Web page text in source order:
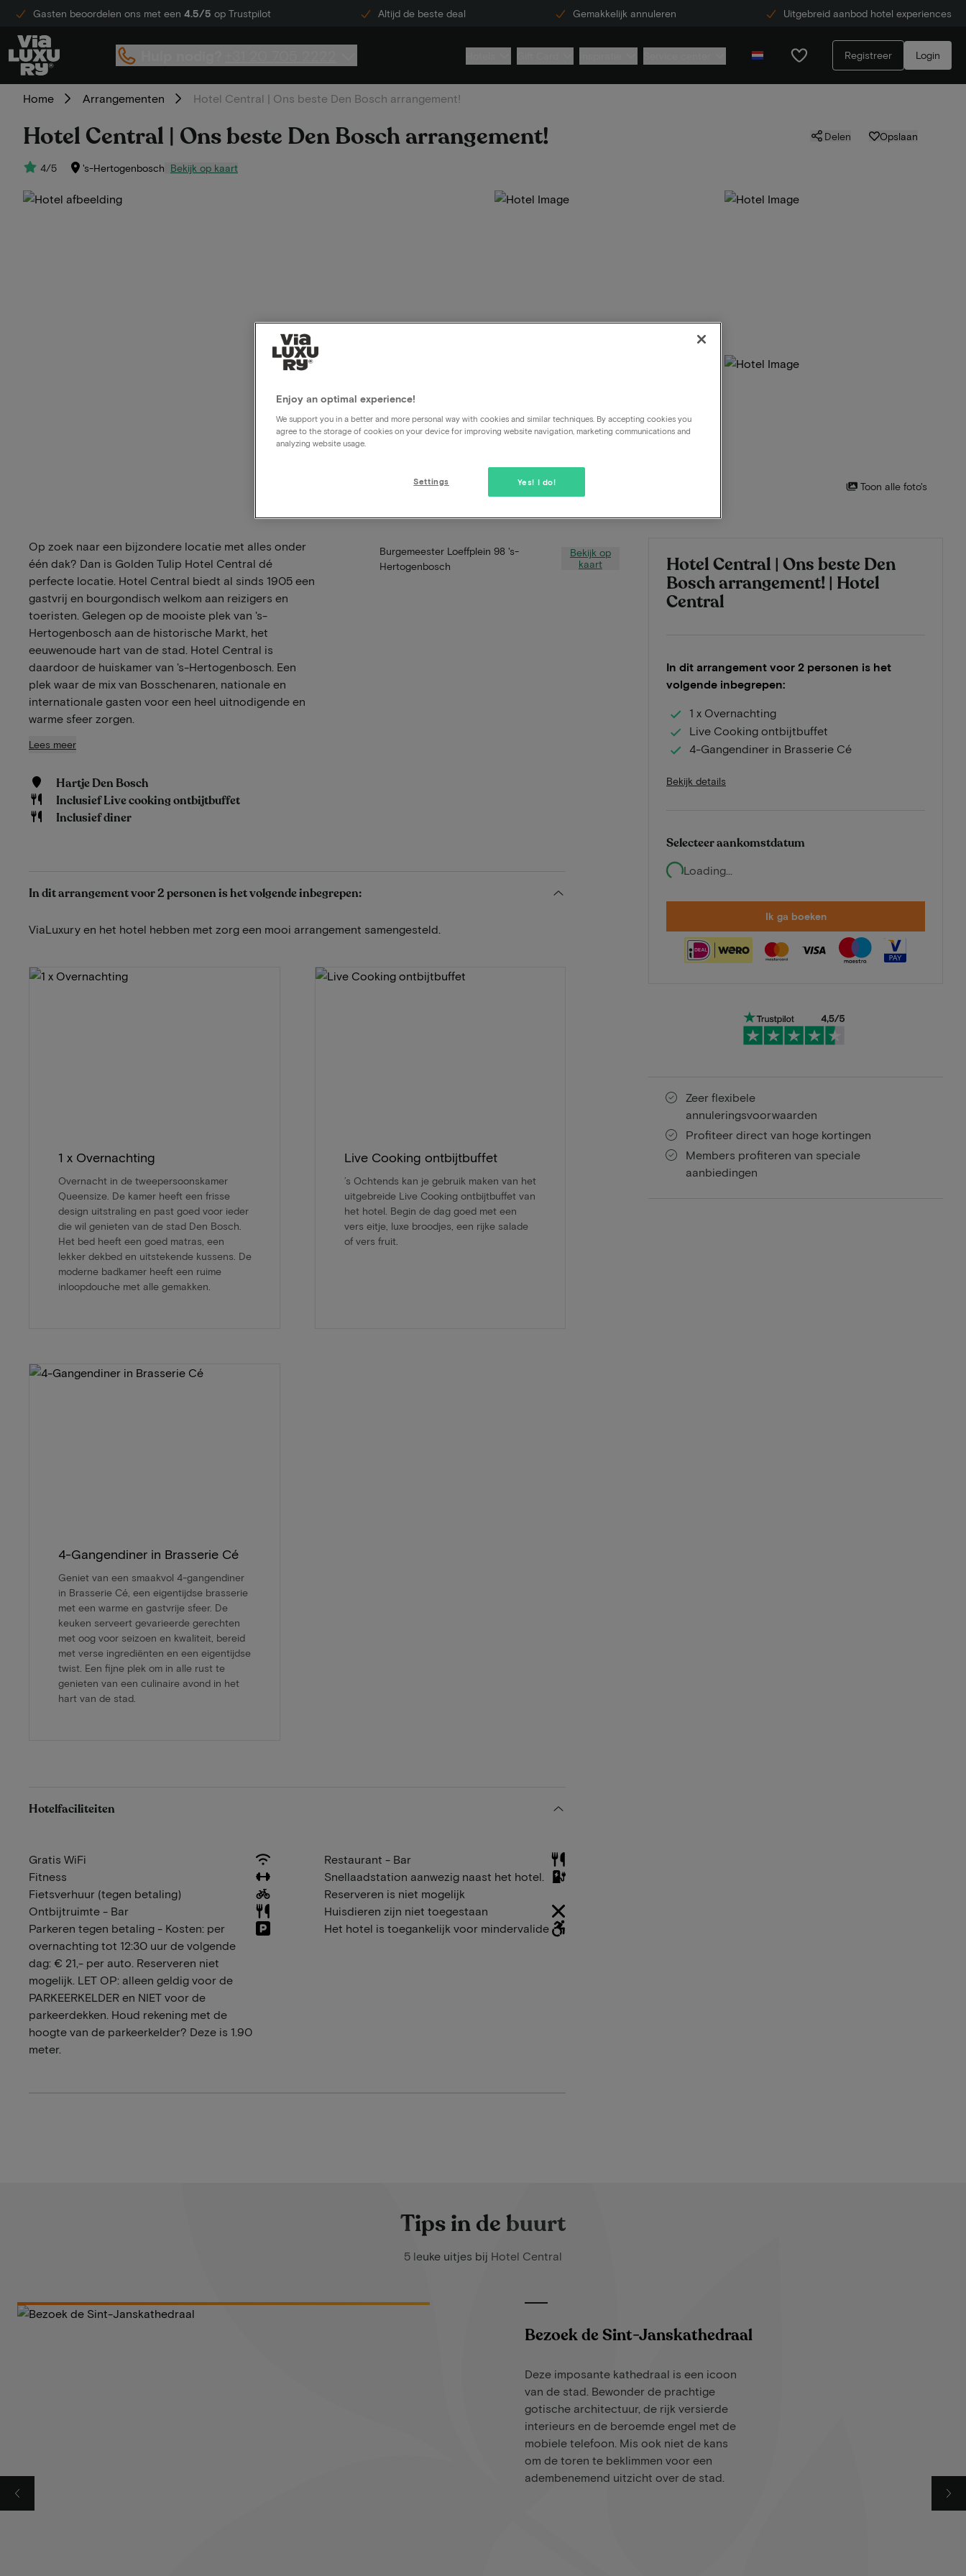
Gasten beoordelen ons met een 4.5/5 op Trustpilot Altijd de beste deal Gemakkelijk annuleren Uitgebreid aanbod hotel experiences
Registreer Login
Home Arrangementen Hotel Central | Ons beste Den Bosch arrangement!
Hotel Central | Ons beste Den Bosch arrangement!
4/5 's-Hertogenbosch Bekijk op kaart
Delen Opslaan
Toon alle foto's
Hotel Central | Ons beste Den
Bosch arrangement! | Hotel
Central
In dit arrangement voor 2 personen is het
volgende inbegrepen:
1 x Overnachting
Live Cooking ontbijtbuffet
4-Gangendiner in Brasserie Cé
Bekijk details
Selecteer aankomstdatum
Loading...
Ik ga boeken
Zeer flexibele
annuleringsvoorwaarden
Profiteer direct van hoge kortingen
Members profiteren van speciale
aanbiedingen
Op zoek naar een bijzondere locatie met alles onder
één dak? Dan is Golden Tulip Hotel Central dé
perfecte locatie. Hotel Central biedt al sinds 1905 een
gastvrij en bourgondisch welkom aan reizigers en
toeristen. Gelegen op de mooiste plek van 's-
Hertogenbosch aan de historische Markt, het
eeuwenoude hart van de stad. Hotel Central is
daardoor de huiskamer van 's-Hertogenbosch. Een
plek waar de mix van Bosschenaren, nationale en
internationale gasten voor een heel uitnodigende en
warme sfeer zorgen.
Lees meer
Hartje Den Bosch
Inclusief Live cooking ontbijtbuffet
Inclusief diner
Burgemeester Loeffplein 98 's-
Hertogenbosch
Bekijk op
kaart
In dit arrangement voor 2 personen is het volgende inbegrepen:
ViaLuxury en het hotel hebben met zorg een mooi arrangement samengesteld.
1 x Overnachting
Overnacht in de tweepersoonskamer
Queensize. De kamer heeft een frisse
design uitstraling en past goed voor ieder
die wil genieten van de stad Den Bosch.
Het bed heeft een goed matras, een
lekker dekbed en uitstekende kussens. De
moderne badkamer heeft een ruime
inloopdouche met alle gemakken.
Live Cooking ontbijtbuffet
’s Ochtends kan je gebruik maken van het
uitgebreide Live Cooking ontbijtbuffet van
het hotel. Begin de dag goed met een
vers eitje, luxe broodjes, een rijke salade
of vers fruit.
4-Gangendiner in Brasserie Cé
Geniet van een smaakvol 4-gangendiner
in Brasserie Cé, een eigentijdse brasserie
met een warme en gastvrije sfeer. De
keuken serveert gevarieerde gerechten
met oog voor seizoen en kwaliteit, bereid
met verse ingrediënten en een eigentijdse
twist. Een fijne plek om in alle rust te
genieten van een culinaire avond in het
hart van de stad.
Hotelfaciliteiten
Gratis WiFi
Fitness
Fietsverhuur (tegen betaling)
Ontbijtruimte - Bar
Parkeren tegen betaling - Kosten: per
overnachting tot 12:30 uur de volgende
dag: € 21,- per auto. Reserveren niet
mogelijk. LET OP: alleen geldig voor de
PARKEERKELDER en NIET voor de
parkeerdekken. Houd rekening met de
hoogte van de parkeerkelder? Deze is 1.90
meter.
Restaurant - Bar
Snellaadstation aanwezig naast het hotel.
Reserveren is niet mogelijk
Huisdieren zijn niet toegestaan
Het hotel is toegankelijk voor mindervalide
Tips in de buurt
5 leuke uitjes bij Hotel Central
Bezoek de Sint-Janskathedraal
Deze imposante kathedraal is een icoon
van de stad. Bewonder de prachtige
gotische architectuur, de rijk versierde
interieurs en de beroemde engel met de
mobiele telefoon. Mis ook niet de kans
om de toren te beklimmen voor een
adembenemend uitzicht over de stad.
Enjoy an optimal experience!
We support you in a better and more personal way with cookies and similar techniques. By accepting cookies you
agree to the storage of cookies on your device for improving website navigation, marketing communications and
analyzing website usage.
Yes! I do!
Settings